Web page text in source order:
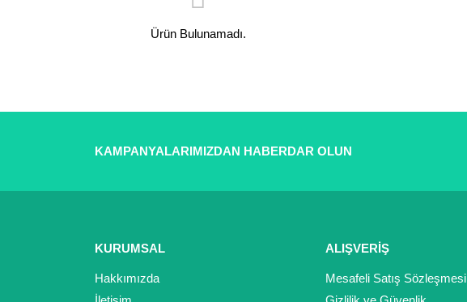
Ürün Bulunamadı.
KAMPANYALARIMIZDAN HABERDAR OLUN
KURUMSAL
Hakkımızda
ALIŞVERİŞ
Mesafeli Satış Sözleşmesi